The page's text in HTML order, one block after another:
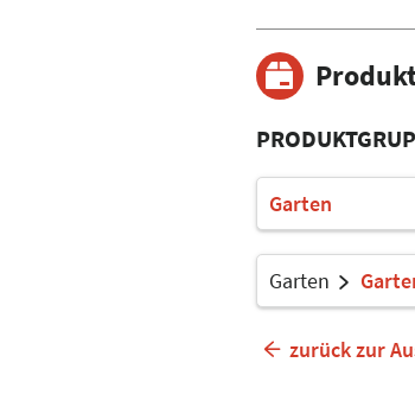
Garten
Garten
zurück zur